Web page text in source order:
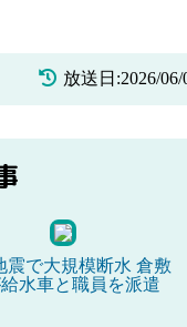
放送日:2026/06/
震で大規模断水 倉敷
水車と職員を派遣